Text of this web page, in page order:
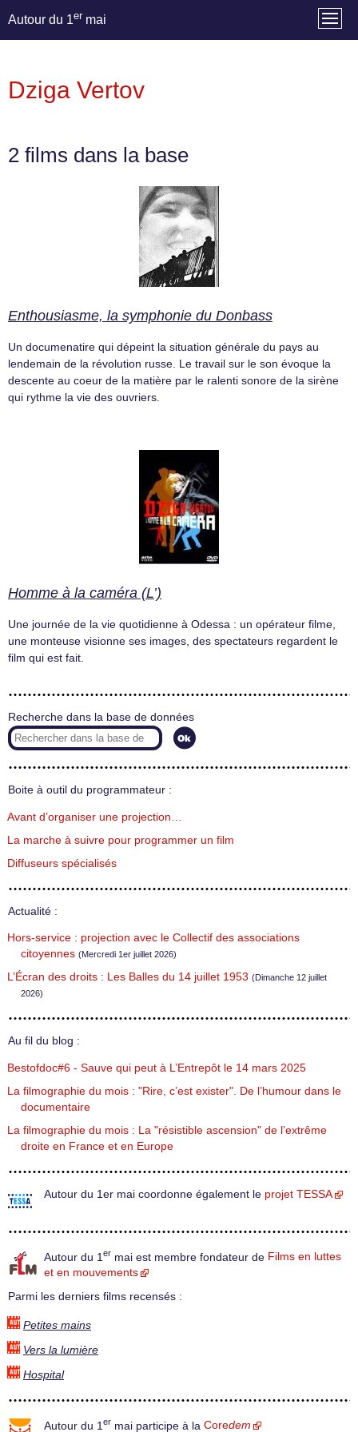
Autour du 1er mai
Dziga Vertov
2 films dans la base
Enthousiasme, la symphonie du Donbass
Un documenatire qui dépeint la situation générale du pays au
lendemain de la révolution russe. Le travail sur le son évoque la
descente au coeur de la matière par le ralenti sonore de la sirène
qui rythme la vie des ouvriers.
Homme à la caméra (L’)
Une journée de la vie quotidienne à Odessa : un opérateur filme,
une monteuse visionne ses images, des spectateurs regardent le
film qui est fait.
Recherche dans la base de données
Boite à outil du programmateur :
Avant d’organiser une projection…
La marche à suivre pour programmer un film
Diffuseurs spécialisés
Actualité :
Hors-service : projection avec le Collectif des associations
citoyennes (Mercredi 1er juillet 2026)
L’Écran des droits : Les Balles du 14 juillet 1953 (Dimanche 12 juillet
2026)
Au fil du blog :
Bestofdoc#6 - Sauve qui peut à L’Entrepôt le 14 mars 2025
La filmographie du mois : "Rire, c’est exister". De l’humour dans le
documentaire
La filmographie du mois : La "résistible ascension" de l’extrême
droite en France et en Europe
Autour du 1er mai coordonne également le projet TESSA
Autour du 1 er mai est membre fondateur de Films en luttes
et en mouvements
Parmi les derniers films recensés :
Petites mains
Vers la lumière
Hospital
Autour du 1 er mai participe à la Coredem